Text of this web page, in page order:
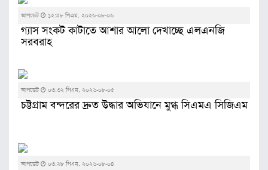
আপডেট ১২:৪৮ পিএম, ২০২৬-০৮-০৬
গ্যাস সংকট কাটাতে আশার আলো দেখাচ্ছে এলএনজি
সরবরাহ
আপডেট ০৩:৩২ পিএম, ২০২৬-০৮-০৫
চট্টগ্রাম বন্দরের দ্রুত উদ্ধার অভিযানে মুগ্ধ সিএমএ সিজিএম
আপডেট ০৩:২৮ পিএম, ২০২৬-০৮-০৪